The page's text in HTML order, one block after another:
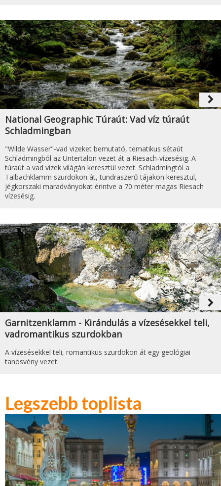
navigate_next
National Geographic Túraút: Vad víz túraút
Schladmingban
"Wilde Wasser"-vad vizeket bemutató, tematikus sétaút
Schladmingból az Untertalon vezet át a Riesach-vízesésig. A
túraút a vad vizek világán keresztül vezet. Schladmingtól a
Talbachklamm szurdokon át, tundraszerű tájakon keresztül,
jégkorszaki maradványokat érintve a 70 méter magas Riesach
vízesésig.
navigate_next
Garnitzenklamm - Kirándulás a vízesésekkel teli,
vadromantikus szurdokban
A vízesésekkel teli, romantikus szurdokon át egy geológiai
tanösvény vezet.
Legszebb toplista